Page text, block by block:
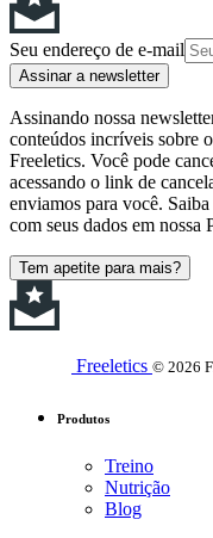
Seu endereço de e-mail
Assinar a newsletter
Assinando nossa
conteúdos incríveis sobre
Freeletics. Você pode
acessando o link de
enviamos para você.
com seus dados em nossa
Tem apetite para mais?
Freeletics © 2026
Produtos
Treino
Nutrição
Blog